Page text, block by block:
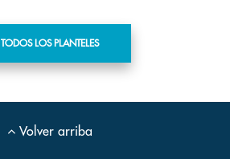
TODOS LOS PLANTELES
Volver arriba